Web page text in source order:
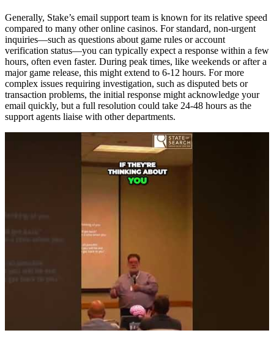
Generally, Stake’s email support team is known for its relative speed
compared to many other online casinos. For standard, non-urgent
inquiries—such as questions about game rules or account
verification status—you can typically expect a response within a few
hours, often even faster. During peak times, like weekends or after a
major game release, this might extend to 6-12 hours. For more
complex issues requiring investigation, such as disputed bets or
transaction problems, the initial response might acknowledge your
email quickly, but a full resolution could take 24-48 hours as the
support agents liaise with other departments.